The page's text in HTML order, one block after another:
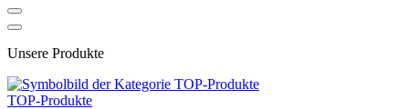
Unsere Produkte
TOP-Produkte